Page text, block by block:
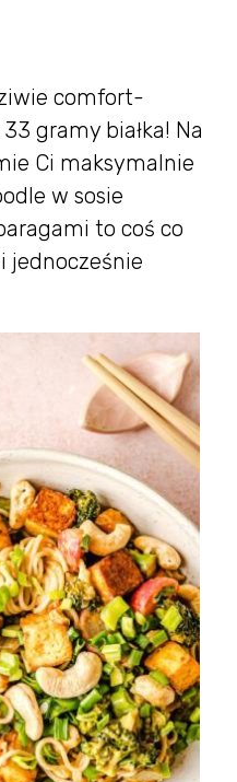
comfort-
gramy białka! Na
Ci maksymalnie
w sosie
to coś co
jednocześnie